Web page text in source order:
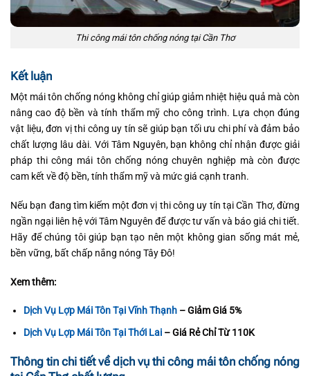
Thi công mái tôn chống nóng tại Cần Thơ
Kết luận
Một mái tôn chống nóng không chỉ giúp giảm nhiệt hiệu quả mà còn
nâng cao độ bền và tính thẩm mỹ cho công trình. Lựa chọn đúng
vật liệu, đơn vị thi công uy tín sẽ giúp bạn tối ưu chi phí và đảm bảo
chất lượng lâu dài. Với Tâm Nguyên, bạn không chỉ nhận được giải
pháp thi công mái tôn chống nóng chuyên nghiệp mà còn được
cam kết về độ bền, tính thẩm mỹ và mức giá cạnh tranh.
Nếu bạn đang tìm kiếm một đơn vị thi công uy tín tại Cần Thơ, đừng
ngần ngại liên hệ với Tâm Nguyên để được tư vấn và báo giá chi tiết.
Hãy để chúng tôi giúp bạn tạo nên một không gian sống mát mẻ,
bền vững, bất chấp nắng nóng Tây Đô!
Xem thêm:
Dịch Vụ Lợp Mái Tôn Tại Vĩnh Thạnh– Giảm Giá 5%
Dịch Vụ Lợp Mái Tôn Tại Thới Lai– Giá Rẻ Chỉ Từ 110K
Thông tin chi tiết về dịch vụ thi công mái tôn chống nóng